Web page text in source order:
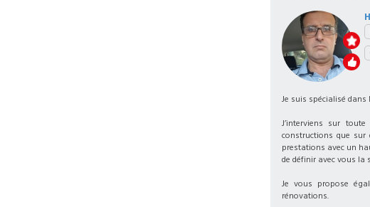
Je suis spécialisé
J’interviens sur
constructions que sur
prestations avec un
de définir avec vous
Je vous propose
rénovations.